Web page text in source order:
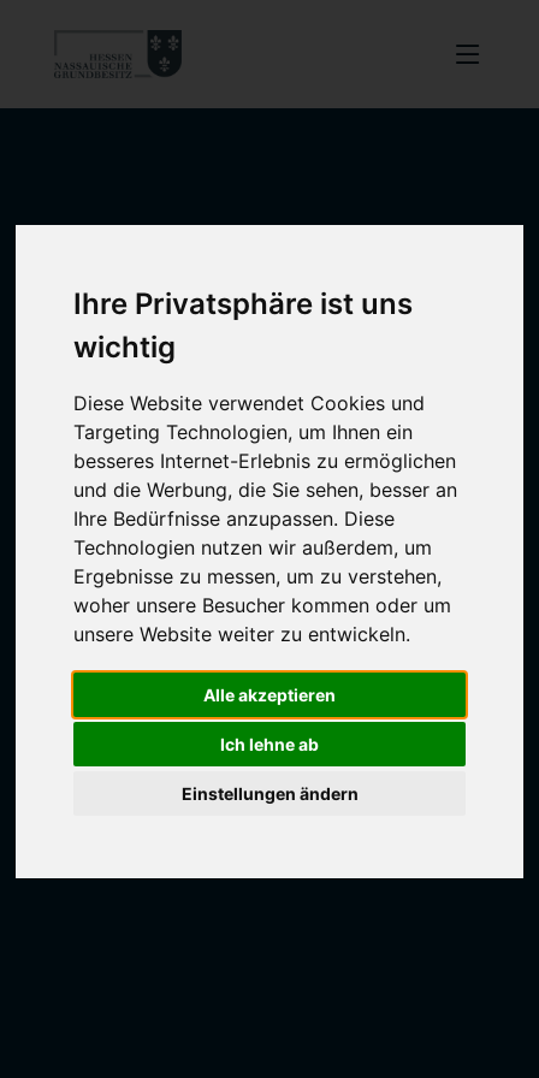
Ihre Privatsphäre ist uns
wichtig
Diese Website verwendet Cookies und
Targeting Technologien, um Ihnen ein
besseres Internet-Erlebnis zu ermöglichen
und die Werbung, die Sie sehen, besser an
Ihre Bedürfnisse anzupassen. Diese
Technologien nutzen wir außerdem, um
Ergebnisse zu messen, um zu verstehen,
woher unsere Besucher kommen oder um
unsere Website weiter zu entwickeln.
Alle akzeptieren
Ich lehne ab
Einstellungen ändern